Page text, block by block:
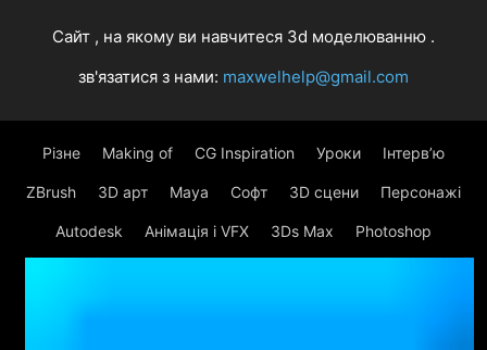
Cайт , на якому ви навчитеся 3d моделюванню .
зв'язатися з нами: maxwelhelp@gmail.com
Різне Making of CG Inspiration Уроки Інтерв’ю
ZBrush 3D арт Maya Софт 3D сцени Персонажі
Autodesk Анімація і VFX 3Ds Max Photoshop